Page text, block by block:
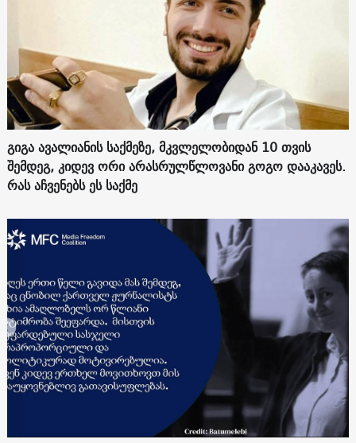
გიგა ავალიანის საქმეზე, მკვლელობიდან 10 თვის
შემდეგ, კიდევ ორი არასრულწლოვანი გოგო დააკავეს.
რას აჩვენებს ეს საქმე